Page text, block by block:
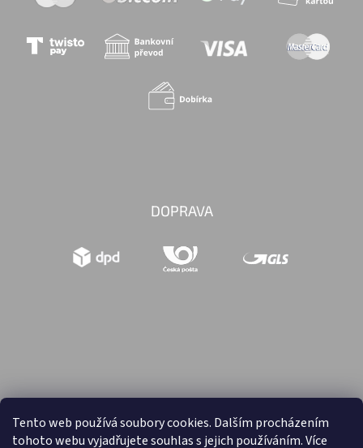
Tento web používá soubory cookies. Dalším procházením
tohoto webu vyjadřujete souhlas s jejich používáním. Více
DOPRAVA
Vytvořil Shoptet